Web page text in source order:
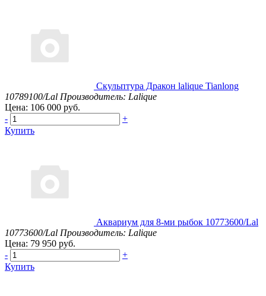
Скульптура Дракон lalique Tianlong
10789100/Lal Производитель: Lalique
Цена: 106 000 руб.
-
+
Купить
Аквариум для 8-ми рыбок 10773600/Lal
10773600/Lal Производитель: Lalique
Цена: 79 950 руб.
-
+
Купить